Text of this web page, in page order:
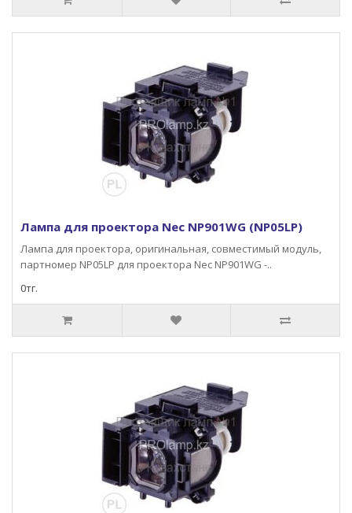
Лампа для проектора Nec NP901WG (NP05LP)
Лампа для проектора, оригинальная, совместимый модуль,
партномер NP05LP для проектора Nec NP901WG -..
0тг.